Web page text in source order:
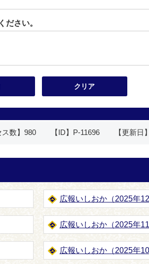
ださい。
数】 980 【ID】 P-11696 【更新日
広報いしおか（2025年
広報いしおか（2025年
広報いしおか（2025年